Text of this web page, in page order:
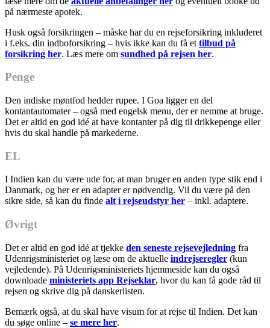
på nærmeste apotek.
Husk også forsikringen – måske har du en rejseforsikring inkluderet
i f.eks. din indboforsikring – hvis ikke kan du få et tilbud på
forsikring her. Læs mere om sundhed på rejsen her.
Penge
Den indiske møntfod hedder rupee. I Goa ligger en del
kontantautomater – også med engelsk menu, der er nemme at bruge.
Det er altid en god idé at have kontanter på dig til drikkepenge eller
hvis du skal handle på markederne.
EL
I Indien kan du være ude for, at man bruger en anden type stik end i
Danmark, og her er en adapter er nødvendig. Vil du være på den
sikre side, så kan du finde alt i rejseudstyr her – inkl. adaptere.
Øvrigt
Det er altid en god idé at tjekke den seneste rejsevejledning fra
Udenrigsministeriet og læse om de aktuelle indrejseregler (kun
vejledende). På Udenrigsministeriets hjemmeside kan du også
downloade ministeriets app Rejseklar, hvor du kan få gode råd til
rejsen og skrive dig på danskerlisten.
Bemærk også, at du skal have visum for at rejse til Indien. Det kan
du søge online – se mere her.